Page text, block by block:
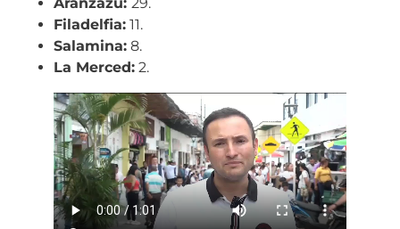
Filadelfia: 11.
Salamina: 8.
La Merced: 2.